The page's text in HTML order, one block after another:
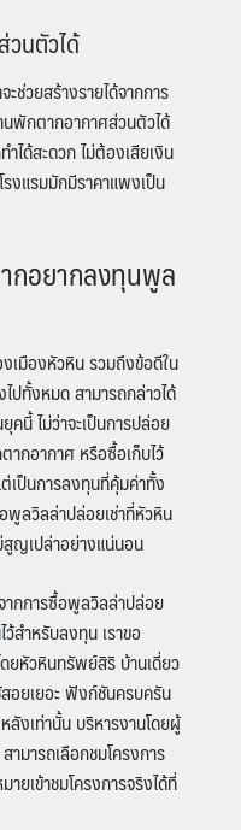
นตัวได้
ช่วยสร้างรายได้จากการ
พักตากอากาศส่วนตัวได้
ได้สะดวก ไม่ต้องเสียเงิน
งแรมมักมีราคาแพงเป็น
กอยากลงทุนพูล
เมืองหัวหิน รวมถึงข้อดีใน
ปทั้งหมด สามารถกล่าวได้
นี้ ไม่ว่าจะเป็นการปล่อย
ากอากาศ หรือซื้อเก็บไว้
เป็นการลงทุนที่คุ้มค่าทั้ง
ลวิลล่าปล่อยเช่าที่หัวหิน
สูญเปล่าอย่างแน่นอน
ากการซื้อพูลวิลล่าปล่อย
ไว้สำหรับลงทุน เราขอ
ยหัวหินทรัพย์สิริ บ้านเดี่ยว
อยเยอะ ฟังก์ชันครบครัน
งเท่านั้น บริหารงานโดยผู้
มารถเลือกชมโครงการ
ายเข้าชมโครงการจริงได้ที่